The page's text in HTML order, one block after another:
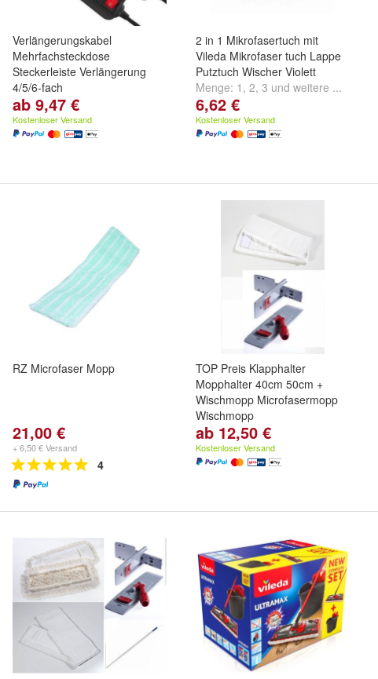
Verlängerungskabel
Mehrfachsteckdose
Steckerleiste Verlängerung
4/5/6-fach
Steckdosenzahl:
und5-fach
ab 9,47 €
Kostenloser Versand
2 in 1 Mikrofasertuch mit
Vileda Mikrofaser tuch Lappe
Putztuch Wischer Violett
Menge: 1 , 2, 3 und weitere ...
6,62 €
Kostenloser Versand
RZ Microfaser Mopp
21,00 €
+ 6,50 € Versand
4
TOP Preis Klapphalter
Mopphalter 40cm 50cm +
Wischmopp Microfasermopp
Wischmopp
Größe:40cm und
ab 12,50 €
Kostenloser Versand